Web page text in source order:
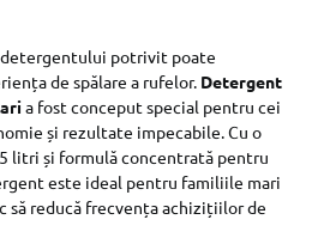
detergentului potrivit poate
de spălare a rufelor. Detergent
a fost conceput special pentru cei
și rezultate impecabile. Cu o
litri și formulă concentrată pentru
este ideal pentru familiile mari
să reducă frecvența achizițiilor de